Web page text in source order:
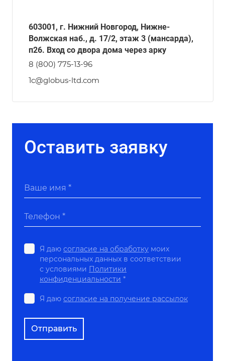
603001, г. Нижний Новгород, Нижне-
Волжская наб., д. 17/2, этаж 3 (мансарда),
п26. Вход со двора дома через арку
8 (800) 775-13-96
1c@globus-ltd.com
Оставить заявку
Ваше имя *
Телефон *
Я даю согласие на обработку моих
персональных данных в соответствии
с условиями Политики
конфиденциальности *
Я даю согласие на получение рассылок